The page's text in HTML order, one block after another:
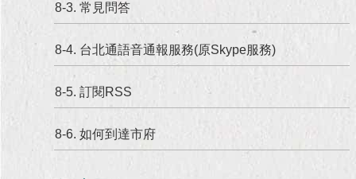
8-3. 常見問答
8-4. 台北通語音通報服務(原Skype服務)
8-5. 訂閱RSS
8-6. 如何到達市府